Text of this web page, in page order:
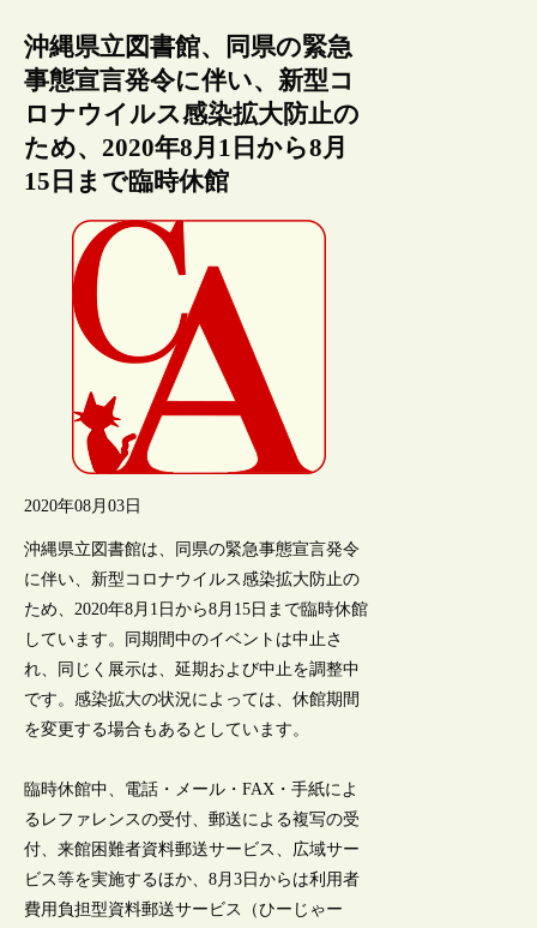
沖縄県立図書館、同県の緊急
事態宣言発令に伴い、新型コ
ロナウイルス感染拡大防止の
ため、2020年8月1日から8月
15日まで臨時休館
2020年08月03日
沖縄県立図書館は、同県の緊急事態宣言発令
に伴い、新型コロナウイルス感染拡大防止の
ため、2020年8月1日から8月15日まで臨時休館
しています。同期間中のイベントは中止さ
れ、同じく展示は、延期および中止を調整中
です。感染拡大の状況によっては、休館期間
を変更する場合もあるとしています。
臨時休館中、電話・メール・FAX・手紙によ
るレファレンスの受付、郵送による複写の受
付、来館困難者資料郵送サービス、広域サー
ビス等を実施するほか、8月3日からは利用者
費用負担型資料郵送サービス（ひーじゃー